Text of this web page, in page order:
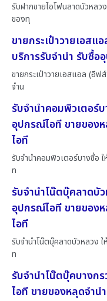
รับฝากขายไอโฟนลาดบัวหลว
ของทุ
ขายกระเป๋าวายเอส
บริการรับจำนำ รับซื้
ขายกระเป๋าวายเอสแอล (อีฟ
จําน
รับจำนำคอมพิวเตอร์
อุปกรณ์ไอที ขายของ
ไอที
รับจำนำคอมพิวเตอร์บางซื่อ
ท
รับจำนำโน๊ตบุ๊คลาดบั
อุปกรณ์ไอที ขายของ
ไอที
รับจำนำโน๊ตบุ๊คลาดบัวหลวง
ท
รับจำนำโน๊ตบุ๊คบางก
ไอที ขายของหลุดจำ